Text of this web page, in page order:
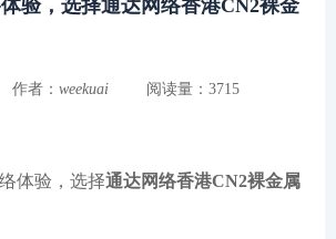
验，选择通达网络香港CN2裸金
作者： weekuai 阅读量：3715
体验，选择通达网络香港CN2裸金属